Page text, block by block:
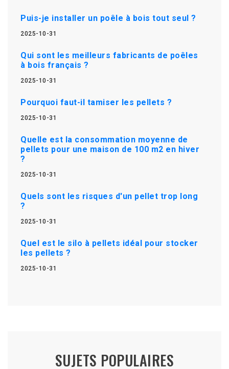
Puis-je installer un poêle à bois tout seul ?
2025-10-31
Qui sont les meilleurs fabricants de poêles
à bois français ?
2025-10-31
Pourquoi faut-il tamiser les pellets ?
2025-10-31
Quelle est la consommation moyenne de
pellets pour une maison de 100 m2 en hiver
?
2025-10-31
Quels sont les risques d'un pellet trop long
?
2025-10-31
Quel est le silo à pellets idéal pour stocker
les pellets ?
2025-10-31
SUJETS POPULAIRES